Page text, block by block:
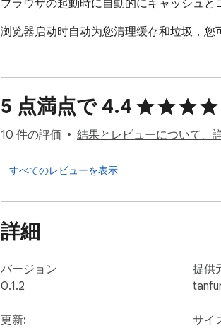
ブラウザの起動時に自動的にキャッシュと
浏览器启动时自动为您清理缓存和垃圾，您
5 点満点で 4.4
10 件の評価 結果とレビューについて、
すべてのレビューを表示
詳細
バージョン
0.1.2
更新:
提供
サイ